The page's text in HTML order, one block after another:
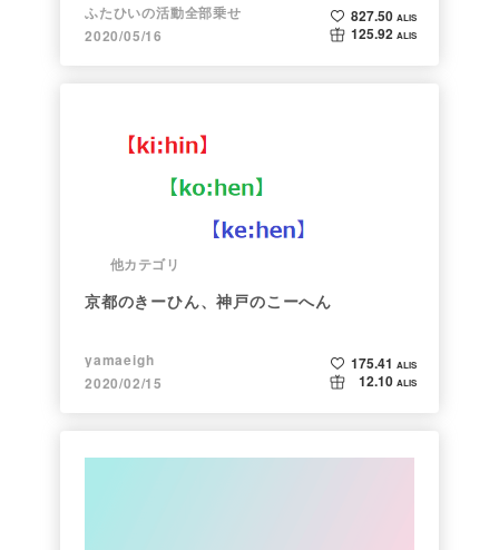
ふたひいの活動全部乗せ
2020/05/16
827.50 ALIS
125.92 ALIS
他カテゴリ
京都のきーひん、神戸のこーへん
yamaeigh
2020/02/15
175.41 ALIS
12.10 ALIS